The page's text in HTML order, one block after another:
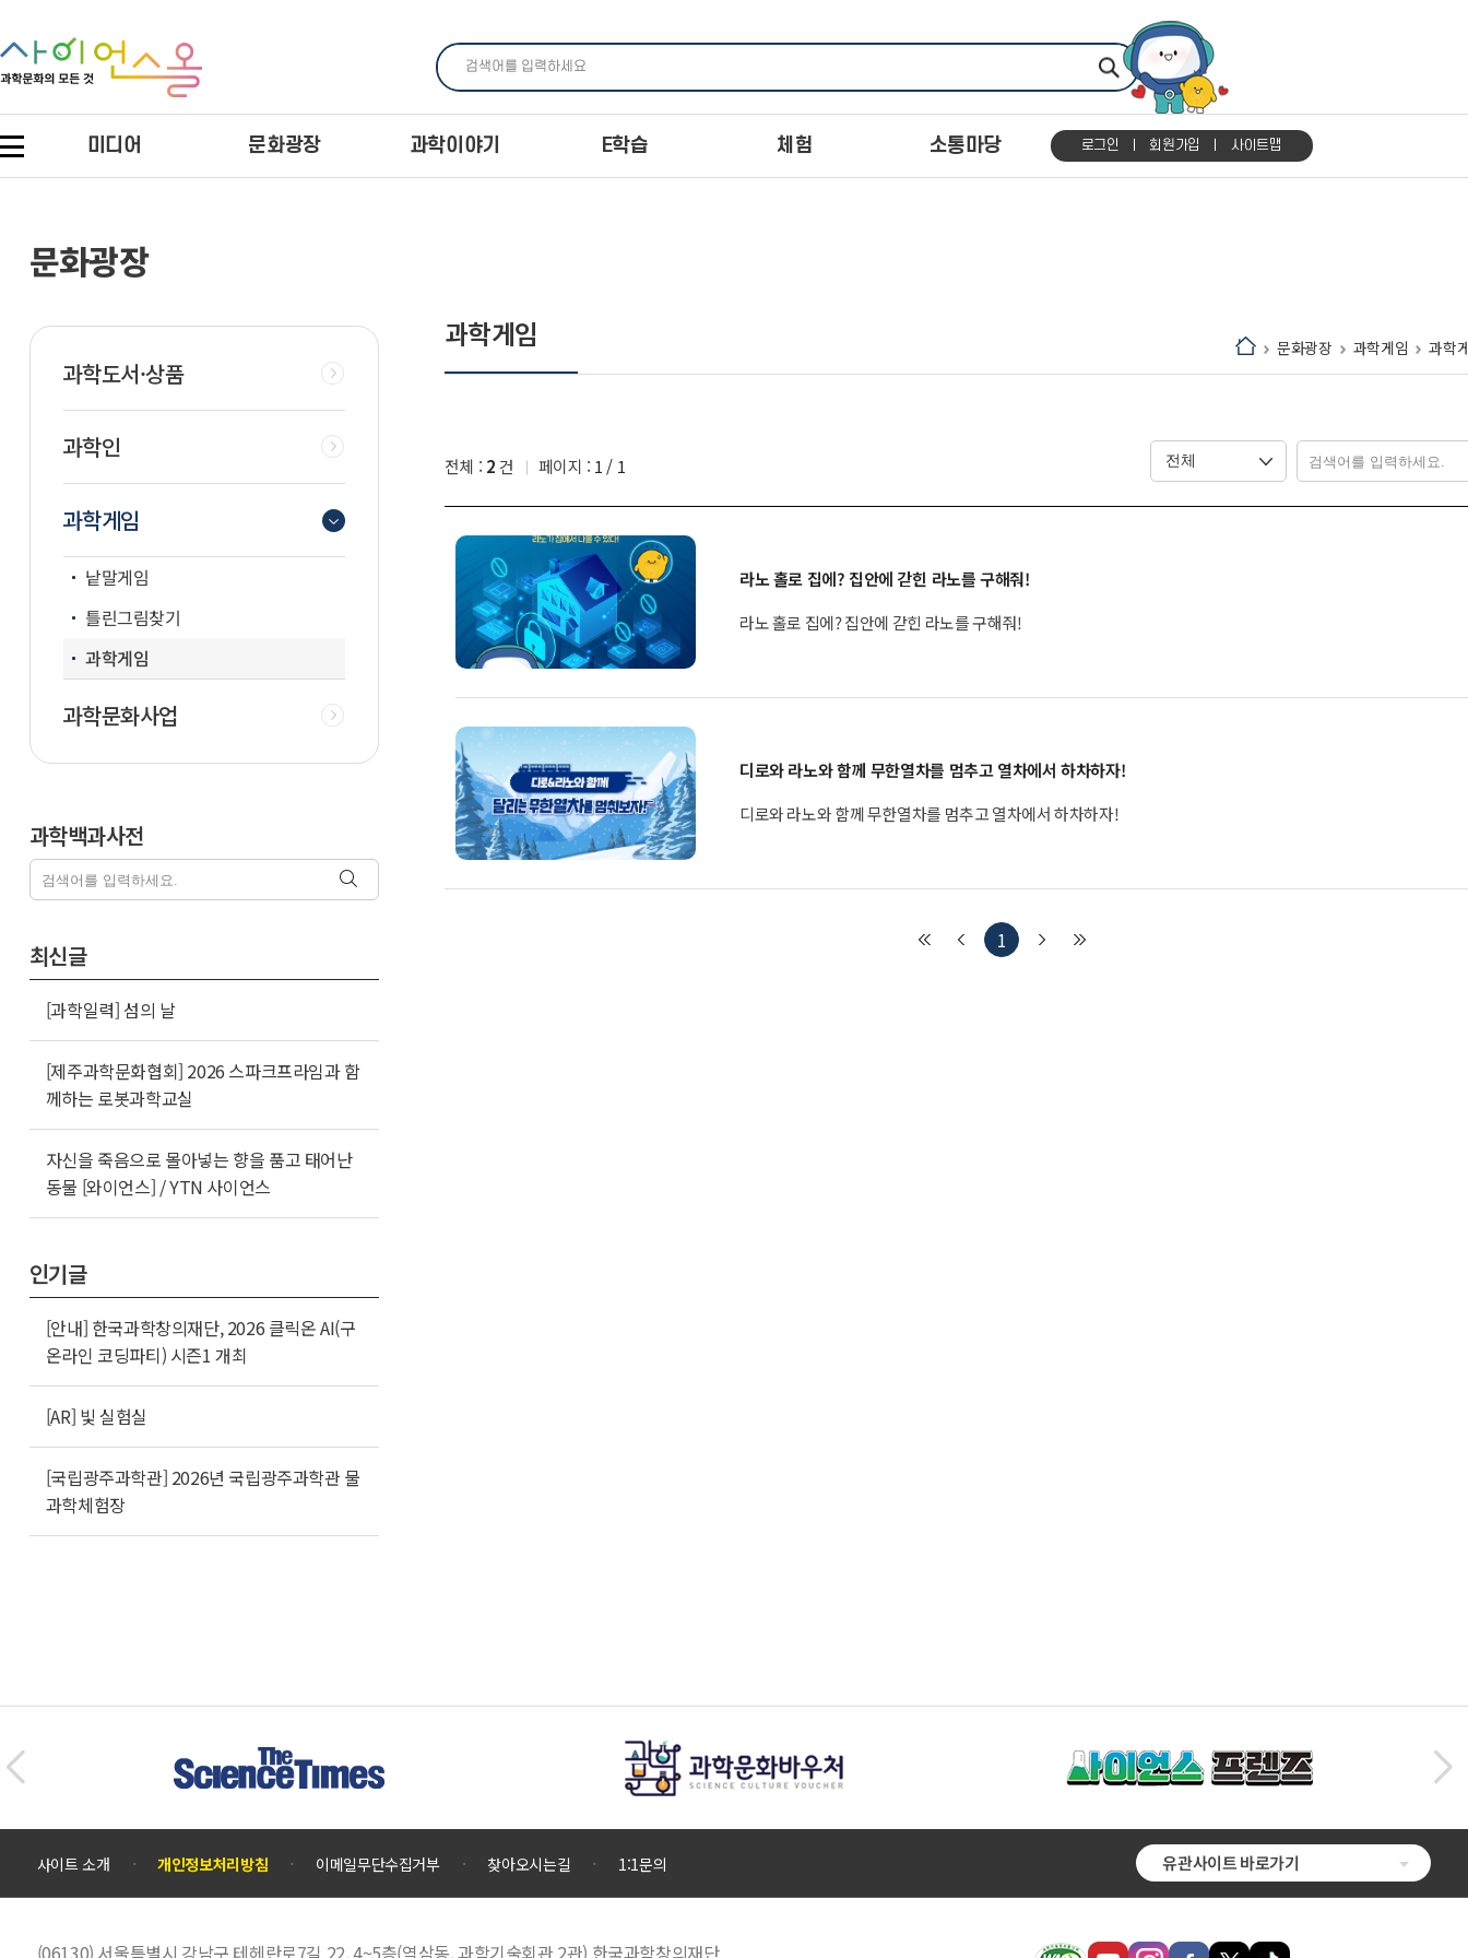
미디어 문화광장 과학이야기 E학습 체험 소통마당 로그인 회원가입 사이트맵
과학게임 문화광장 과학게임 과학
문화광장
과학도서·상품
과학인
과학게임
낱말게임
틀린그림찾기
과학게임
과학문화사업
과학백과사전
최신글
[과학일력] 섬의 날
[제주과학문화협회] 2026 스파크프라임과 함
께하는 로봇과학교실
자신을 죽음으로 몰아넣는 향을 품고 태어난
동물 [와이언스] / YTN 사이언스
인기글
[안내] 한국과학창의재단, 2026 클릭온 AI(구
온라인 코딩파티) 시즌1 개최
[AR] 빛 실험실
[국립광주과학관] 2026년 국립광주과학관 물
과학체험장
전체 : 2건 페이지 : 1 / 1
라노 홀로 집에? 집안에 갇힌 라노를 구해줘!
라노 홀로 집에? 집안에 갇힌 라노를 구해줘!
디로와 라노와 함께 무한열차를 멈추고 열차에서 하차하자!
디로와 라노와 함께 무한열차를 멈추고 열차에서 하차하자!
1
사이트 소개 개인정보처리방침 이메일무단수집거부 찾아오시는길 1:1문의 유관사이트 바로가기
(06130) 서울특별시 강남구 테헤란로7길 22, 4~5층(역삼동, 과학기술회관 2관) 한국과학창의재단